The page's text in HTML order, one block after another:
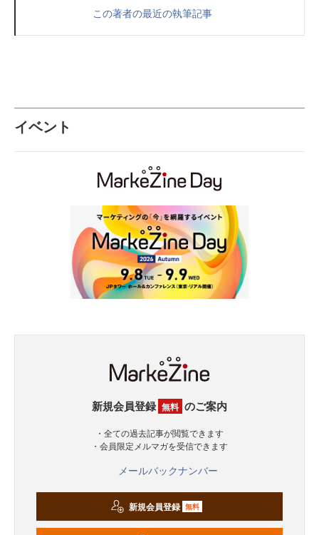
この著者の最近の執筆記事
イベント
新規会員登録 無料 のご案内
・全ての過去記事が閲覧できます
・会員限定メルマガを受信できます
メールバックナンバー
新規会員登録 無料